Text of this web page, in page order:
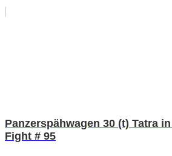
Panzerspähwagen 30 (t) Tatra
Fight # 95